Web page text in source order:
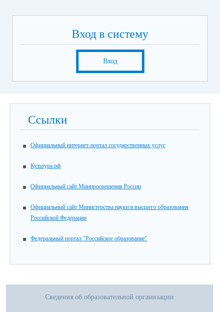
Вход в систему
Вход
Ссылки
Официальный интернет-портал государственных услуг
Культура.рф
Официальный сайт Минпросвещения России
Официальный сайт Министерства науки и высшего образования
Российской Федерации
Федеральный портал "Российское образование"
Сведения об образовательной организации